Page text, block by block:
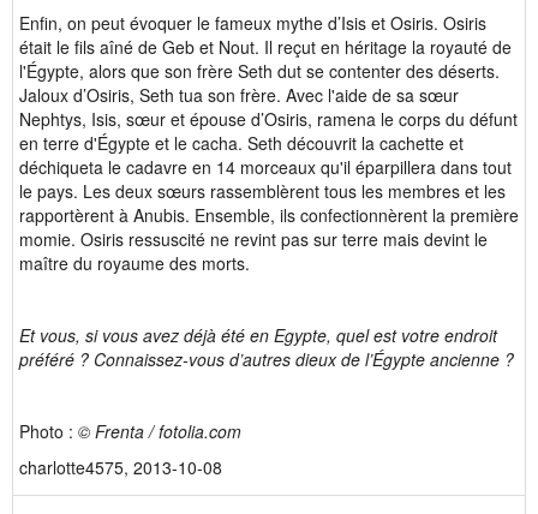
Enfin, on peut évoquer le fameux mythe d’Isis et Osiris. Osiris
était le fils aîné de Geb et Nout. Il reçut en héritage la royauté de
l'Égypte, alors que son frère Seth dut se contenter des déserts.
Jaloux d’Osiris, Seth tua son frère. Avec l'aide de sa sœur
Nephtys, Isis, sœur et épouse d’Osiris, ramena le corps du défunt
en terre d'Égypte et le cacha. Seth découvrit la cachette et
déchiqueta le cadavre en 14 morceaux qu'il éparpillera dans tout
le pays. Les deux sœurs rassemblèrent tous les membres et les
rapportèrent à Anubis. Ensemble, ils confectionnèrent la première
momie. Osiris ressuscité ne revint pas sur terre mais devint le
maître du royaume des morts.
Et vous, si vous avez déjà été en Egypte, quel est votre endroit
préféré ? Connaissez-vous d’autres dieux de l’Égypte ancienne ?
Photo : © Frenta / fotolia.com
charlotte4575, 2013-10-08